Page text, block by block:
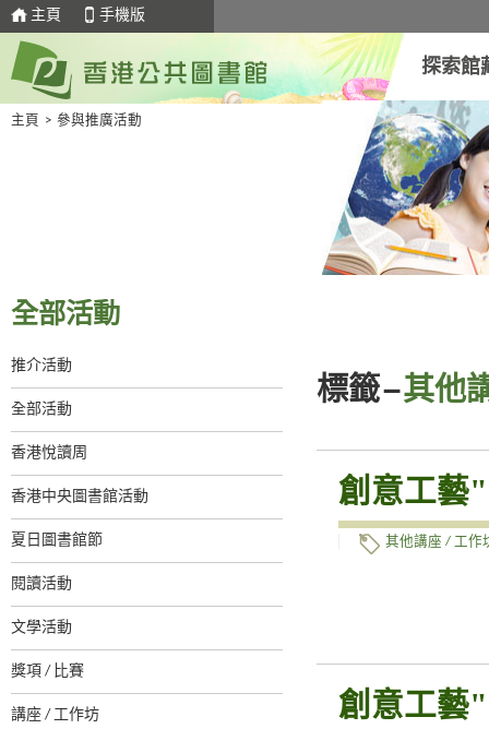
主頁 手機版
探索館
主頁 > 參與推廣活動
全部活動
推介活動
全部活動
香港悅讀周
香港中央圖書館活動
夏日圖書館節
閱讀活動
文學活動
獎項 / 比賽
講座 / 工作坊
標籤–其他
創意工藝
其他講座 / 工作
創意工藝